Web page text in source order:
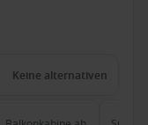
Keine alternativen